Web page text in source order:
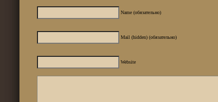
Name (обязательно)
Mail (hidden) (обязательно)
Website